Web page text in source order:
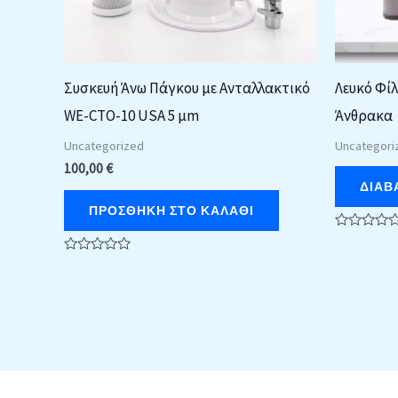
Συσκευή Άνω Πάγκου με Ανταλλακτικό
WE-CTO-10 USA 5 μm
Uncategorized
100,00€
ΠΡΟΣΘΉΚΗ ΣΤΟ ΚΑΛΆΘΙ
Λευκό
Άνθρακα